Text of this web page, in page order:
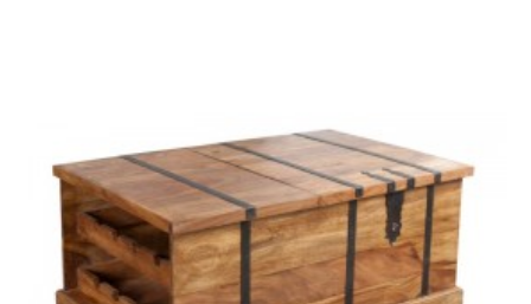
STOLIK KAWOWY ALISMA
X 50X42 CM SZKLANY
BIAŁY
496,30 zł612,72 zł
ZESTAW STOLIKÓW
KAWOWYCH ALISMA XII
45X50...
559,78 zł691,09 zł